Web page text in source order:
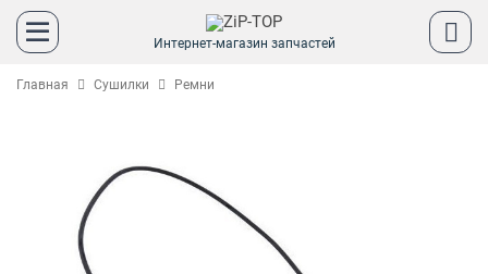
Интернет-магазин запчастей
Главная Сушилки Ремни